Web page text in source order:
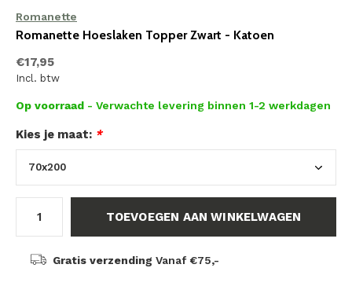
Romanette
Romanette Hoeslaken Topper Zwart - Katoen
€17,95
Incl. btw
Op voorraad - Verwachte levering binnen 1-2 werkdagen
Kies je maat: *
TOEVOEGEN AAN WINKELWAGEN
Gratis verzending Vanaf €75,-